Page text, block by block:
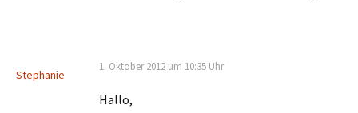
Stephanie
1. Oktober 2012 um 10:35 Uhr
Hallo,